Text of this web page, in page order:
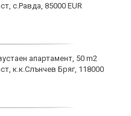
с.Равда, 85000 EUR
апартамент, 50 m2
к.к.Слънчев Бряг, 118000